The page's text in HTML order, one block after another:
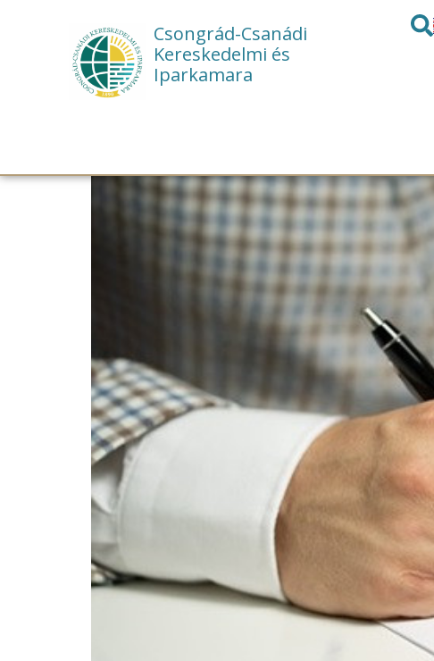
Csongrád-Csanádi
Kereskedelmi és
Iparkamara